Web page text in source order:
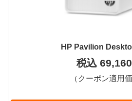
HP Pavilion
税込
（クーポン適用価